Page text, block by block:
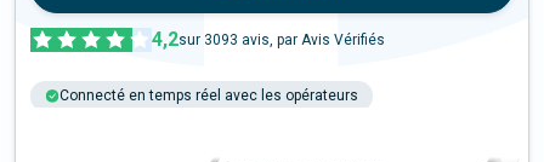
4,2sur 3093 avis, par Avis Vérifiés
Connecté en temps réel avec les opérateurs